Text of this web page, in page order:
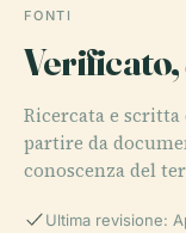
FONTI
Verificato,
Ricercata e
partire da
conoscenza del
Ultima revisione: